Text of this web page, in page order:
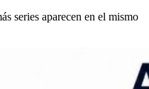
series aparecen en el mismo